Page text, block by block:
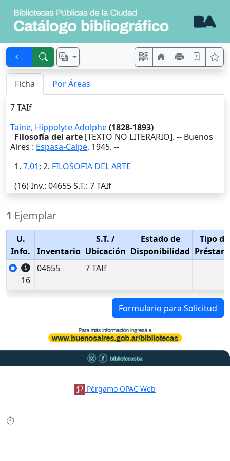
Ficha Por Áreas
7 TAIf
Taine, Hippolyte Adolphe(1828-1893)
Filosofía del arte [TEXTO NO LITERARIO]. -- Buenos
Aires : Espasa-Calpe, 1945. --
1. 7.01; 2. FILOSOFIA DEL ARTE
(16)Inv.: 04655S.T.: 7 TAIf
1 Ejemplar
U.
Info.
Inventario
S.T. /
Ubicación
Estado de
Disponibilidad
Tipo de
16
04655 7 TAIf
Formulario para Solicitud
Pérgamo OPAC Web